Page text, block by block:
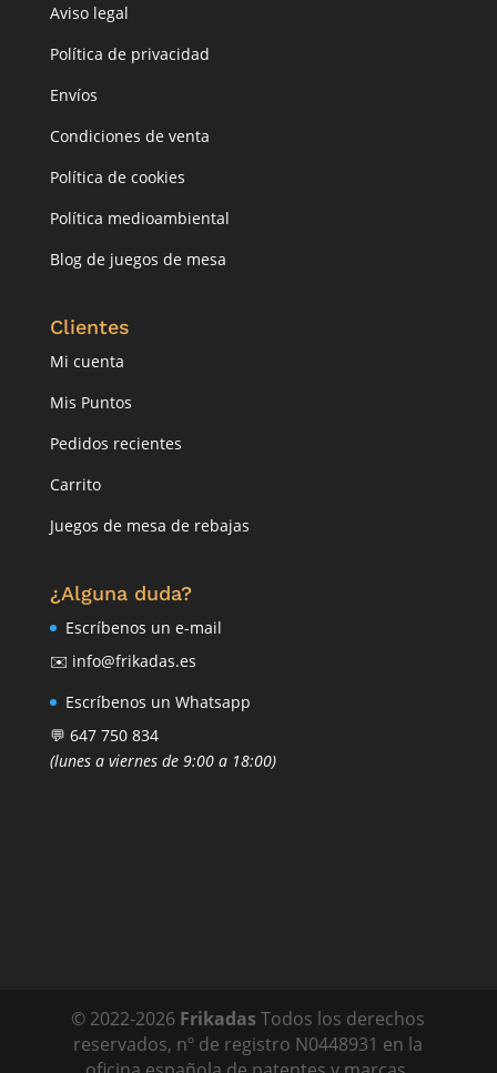
Aviso legal
Política de privacidad
Envíos
Condiciones de venta
Política de cookies
Política medioambiental
Blog de juegos de mesa
Clientes
Mi cuenta
Mis Puntos
Pedidos recientes
Carrito
Juegos de mesa de rebajas
¿Alguna duda?
Escríbenos un e-mail
✉️ info@frikadas.es
Escríbenos un Whatsapp
💬 647 750 834
(lunes a viernes de 9:00 a 18:00)
© 2022-2026 Frikadas Todos los derechos
reservados, nº de registro N0448931 en la